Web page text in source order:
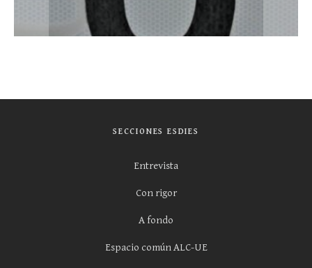
SECCIONES ESDIES
Entrevista
Con rigor
A fondo
Espacio común ALC-UE